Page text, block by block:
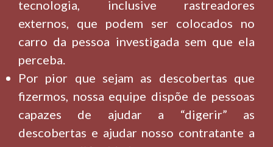
tecnologia, inclusive rastreadores
externos, que podem ser colocados no
carro da pessoa investigada sem que ela
perceba.
Por pior que sejam as descobertas que
fizermos, nossa equipe dispõe de pessoas
capazes de ajudar a “digerir” as
descobertas e ajudar nosso contratante a